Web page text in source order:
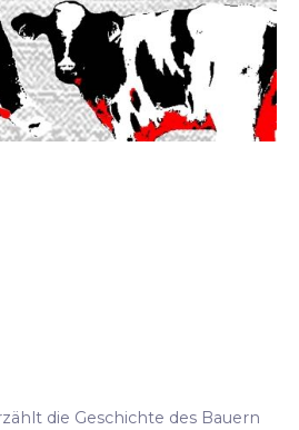
die Geschichte des Bauern